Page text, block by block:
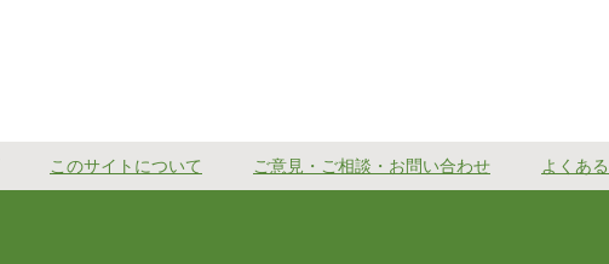
このサイトについて ご意見・ご相談・お問い合わせ よくあ